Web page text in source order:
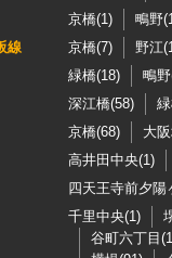
京橋(1) 鴫野
線
京橋(7) 野江
緑橋(18) 鴫
深江橋(58)
京橋(68) 大
高井田中央(1)
四天王寺前夕陽
千里中央(1)
谷町六丁目